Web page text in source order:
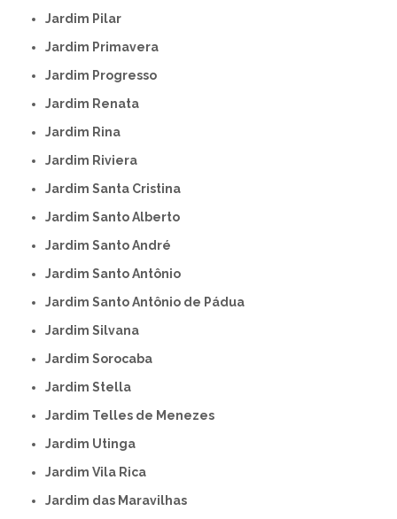
Jardim Pilar
Jardim Primavera
Jardim Progresso
Jardim Renata
Jardim Rina
Jardim Riviera
Jardim Santa Cristina
Jardim Santo Alberto
Jardim Santo André
Jardim Santo Antônio
Jardim Santo Antônio de Pádua
Jardim Silvana
Jardim Sorocaba
Jardim Stella
Jardim Telles de Menezes
Jardim Utinga
Jardim Vila Rica
Jardim das Maravilhas